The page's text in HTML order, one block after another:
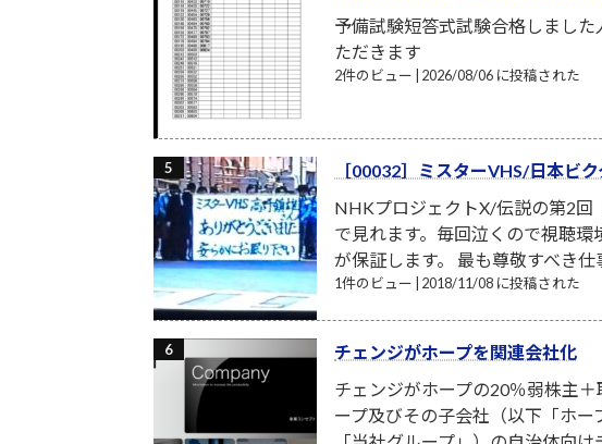
予備試験短答式試験合格しまし
ただきます
2件のビュー 2026/08/06 に投稿された
［00032］ミスターVHS/日本ビ
NHKプロジェクトX/伝説の第2回
で見れます。毎回泣くので視聴
が保証します。 最も尊敬すべき仕
1件のビュー 2018/11/08 に投稿された
チェンジがホープを関連会社化
チェンジがホープの20％弱株主
ープ及びその子会社（以下「ホ